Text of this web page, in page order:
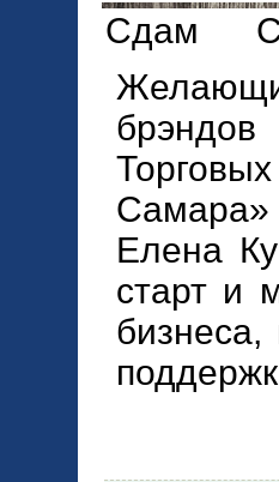
Сдам
Самара»
Елена
старт и
бизнеса,